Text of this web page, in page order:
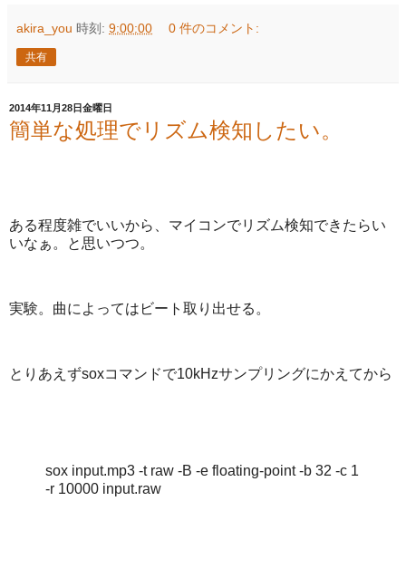
akira_you 時刻: 9:00:00 0 件のコメント:
共有
2014年11月28日金曜日
簡単な処理でリズム検知したい。
ある程度雑でいいから、マイコンでリズム検知できたらい
いなぁ。と思いつつ。
実験。曲によってはビート取り出せる。
とりあえずsoxコマンドで10kHzサンプリングにかえてから
sox input.mp3 -t raw -B -e floating-point -b 32 -c 1
-r 10000 input.raw